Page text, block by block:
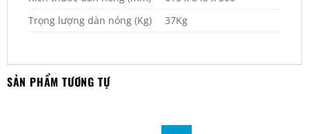
Trọng lượng dàn nóng (Kg)
37Kg
SẢN PHẨM TƯƠNG TỰ